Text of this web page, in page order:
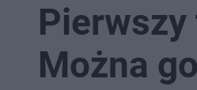
Można